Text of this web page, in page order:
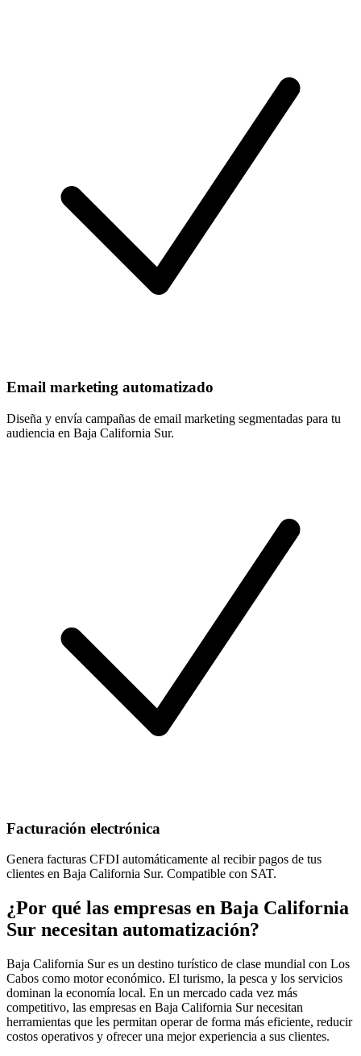
Email marketing automatizado
Diseña y envía campañas de email marketing segmentadas para tu
audiencia en Baja California Sur.
Facturación electrónica
Genera facturas CFDI automáticamente al recibir pagos de tus
clientes en Baja California Sur. Compatible con SAT.
¿Por qué las empresas en Baja California
Sur necesitan automatización?
Baja California Sur es un destino turístico de clase mundial con Los
Cabos como motor económico. El turismo, la pesca y los servicios
dominan la economía local. En un mercado cada vez más
competitivo, las empresas en Baja California Sur necesitan
herramientas que les permitan operar de forma más eficiente, reducir
costos operativos y ofrecer una mejor experiencia a sus clientes.